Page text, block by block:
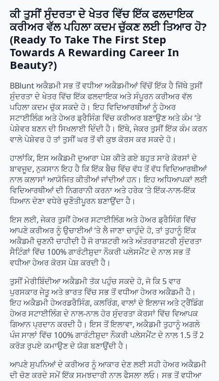
ਕੀ ਤੁਸੀਂ ਸੁੰਦਰਤਾ ਦੇ ਖੇਤਰ ਵਿੱਚ ਇੱਕ ਫਲਦਾਇਕ
ਕਰੀਅਰ ਵੱਲ ਪਹਿਲਾ ਕਦਮ ਚੁੱਕਣ ਲਈ ਤਿਆਰ ਹੋ?
(Ready To Take The First Step
Towards A Rewarding Career In
Beauty?)
BBlunt ਅਕੈਡਮੀ ਸਭ ਤੋਂ ਵਧੀਆ ਅਕੈਡਮੀਆਂ ਵਿੱਚੋਂ ਇੱਕ ਹੈ ਜਿੱਥੇ ਤੁਸੀਂ
ਸੁੰਦਰਤਾ ਦੇ ਖੇਤਰ ਵਿੱਚ ਇੱਕ ਫਲਦਾਇਕ ਅਤੇ ਸੰਪੂਰਨ ਕਰੀਅਰ ਵੱਲ
ਪਹਿਲਾ ਕਦਮ ਚੁੱਕ ਸਕਦੇ ਹੋ। ਇਹ ਵਿਦਿਆਰਥੀਆਂ ਨੂੰ ਹੇਅਰ
ਸਟਾਈਲਿੰਗ ਅਤੇ ਹੇਅਰ ਡ੍ਰੈਸਿੰਗ ਵਿੱਚ ਕਰੀਅਰ ਬਣਾਉਣ ਅਤੇ ਕੰਮ ‘ਤੇ
ਪੇਸ਼ੇਵਰ ਬਣਨ ਦੀ ਸਿਖਲਾਈ ਦਿੰਦੀ ਹੈ। ਇੱਥੇ, ਜੇਕਰ ਤੁਸੀਂ ਇੱਕ ਕੰਮ ਕਰਨ
ਵਾਲੇ ਪੇਸ਼ੇਵਰ ਹੋ ਤਾਂ ਤੁਸੀਂ ਘਰ ਤੋਂ ਵੀ ਕੁਝ ਕੋਰਸ ਕਰ ਸਕਦੇ ਹੋ।
ਹਾਲਾਂਕਿ, ਇਸ ਅਕੈਡਮੀ ਦੁਆਰਾ ਪੇਸ਼ ਕੀਤੇ ਗਏ ਬਹੁਤ ਸਾਰੇ ਕੋਰਸਾਂ ਦੇ
ਬਾਵਜੂਦ, ਨੁਕਸਾਨ ਇਹ ਹੈ ਕਿ ਇੱਕ ਬੈਚ ਵਿੱਚ ਵੱਧ ਤੋਂ ਵੱਧ ਵਿਦਿਆਰਥੀਆਂ
ਨਾਲ ਕਲਾਸਾਂ ਆਯੋਜਿਤ ਕੀਤੀਆਂ ਜਾਂਦੀਆਂ ਹਨ। ਇਹ ਅਧਿਆਪਕਾਂ ਲਈ
ਵਿਦਿਆਰਥੀਆਂ ਦੀ ਨਿਗਰਾਨੀ ਕਰਨਾ ਅਤੇ ਹਰੇਕ ‘ਤੇ ਇੱਕ-ਨਾਲ-ਇੱਕ
ਧਿਆਨ ਦੇਣਾ ਵਧੇਰੇ ਚੁਣੌਤੀਪੂਰਨ ਬਣਾਉਂਦਾ ਹੈ।
ਇਸ ਲਈ, ਜੇਕਰ ਤੁਸੀਂ ਹੇਅਰ ਸਟਾਈਲਿੰਗ ਅਤੇ ਹੇਅਰ ਡ੍ਰੈਸਿੰਗ ਵਿੱਚ
ਆਪਣੇ ਕਰੀਅਰ ਨੂੰ ਉਚਾਈਆਂ ‘ਤੇ ਲੈ ਜਾਣਾ ਚਾਹੁੰਦੇ ਹੋ, ਤਾਂ ਤੁਹਾਨੂੰ ਇੱਕ
ਅਕੈਡਮੀ ਚੁਣਨੀ ਚਾਹੀਦੀ ਹੈ ਜੋ ਰਾਸ਼ਟਰੀ ਅਤੇ ਅੰਤਰਰਾਸ਼ਟਰੀ ਸੁੰਦਰਤਾ
ਸੈਟਿੰਗਾਂ ਵਿੱਚ 100% ਗਾਰੰਟੀਸ਼ੁਦਾ ਨੌਕਰੀ ਪਲੇਸਮੈਂਟ ਦੇ ਨਾਲ ਸਭ ਤੋਂ
ਵਧੀਆ ਹੇਅਰ ਕੋਰਸ ਪੇਸ਼ ਕਰਦੀ ਹੈ।
ਤੁਸੀਂ ਮੇਰੀਬਿੰਦੀਆ ਅਕੈਡਮੀ ਤੱਕ ਪਹੁੰਚ ਸਕਦੇ ਹੋ, ਜੋ ਕਿ 5 ਵਾਰ
ਪੁਰਸਕਾਰ ਜੇਤੂ ਅਤੇ ਭਾਰਤ ਵਿੱਚ ਸਭ ਤੋਂ ਵਧੀਆ ਹੇਅਰ ਅਕੈਡਮੀ ਹੈ।
ਇਹ ਅਕੈਡਮੀ ਹੇਅਰਡਰੈਸਿੰਗ, ਕਲਰਿੰਗ, ਵਾਲਾਂ ਦੇ ਇਲਾਜ ਅਤੇ ਟ੍ਰੈਂਡਿੰਗ
ਹੇਅਰ ਸਟਾਈਲਿੰਗ ਦੇ ਨਾਲ-ਨਾਲ ਹੋਰ ਸੁੰਦਰਤਾ ਕੋਰਸਾਂ ਵਿੱਚ ਵਿਆਪਕ
ਗਿਆਨ ਪ੍ਰਦਾਨ ਕਰਦੀ ਹੈ। ਇਸ ਤੋਂ ਇਲਾਵਾ, ਅਕੈਡਮੀ ਤੁਹਾਨੂੰ ਅਗਲੇ
ਪੰਜ ਸਾਲਾਂ ਵਿੱਚ 100% ਗਾਰੰਟੀਸ਼ੁਦਾ ਨੌਕਰੀ ਪਲੇਸਮੈਂਟ ਦੇ ਨਾਲ 1.5 ਤੋਂ 2
ਕਰੋੜ ਰੁਪਏ ਕਮਾਉਣ ਦੇ ਯੋਗ ਬਣਾਉਂਦੀ ਹੈ।
ਆਪਣੇ ਸੁਪਨਿਆਂ ਦੇ ਕਰੀਅਰ ਨੂੰ ਆਕਾਰ ਦੇਣ ਲਈ ਸਹੀ ਹੇਅਰ ਅਕੈਡਮੀ
ਦੀ ਚੋਣ ਕਰਦੇ ਸਮੇਂ ਇੱਕ ਸਮਝਦਾਰੀ ਨਾਲ ਫੈਸਲਾ ਲਓ। ਸਭ ਤੋਂ ਵਧੀਆ